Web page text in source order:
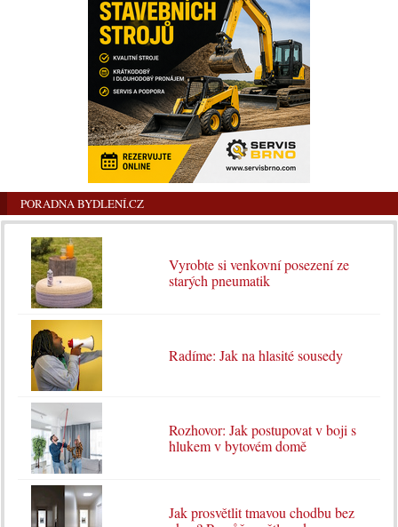
PORADNA BYDLENÍ.CZ
Vyrobte si venkovní posezení ze
starých pneumatik
Radíme: Jak na hlasité sousedy
Rozhovor: Jak postupovat v boji s
hlukem v bytovém domě
Jak prosvětlit tmavou chodbu bez